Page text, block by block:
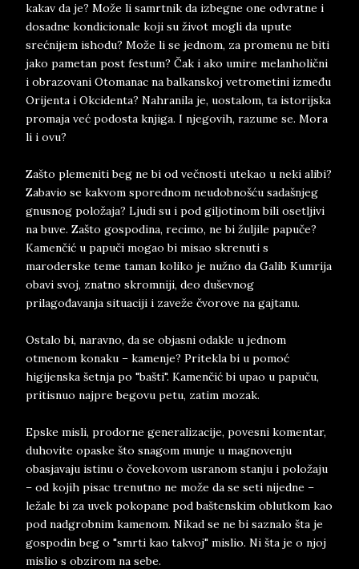
kakav da je? Može li samrtnik da izbegne one odvratne i
dosadne kondicionale koji su život mogli da upute
srećnijem ishodu? Može li se jednom, za promenu ne biti
jako pametan post festum? Čak i ako umire melanholični
i obrazovani Otomanac na balkanskoj vetrometini između
Orijenta i Okcidenta? Nahranila je, uostalom, ta istorijska
promaja već podosta knjiga. I njegovih, razume se. Mora
li i ovu?
Zašto plemeniti beg ne bi od večnosti utekao u neki alibi?
Zabavio se kakvom sporednom neudobnošću sadašnjeg
gnusnog položaja? Ljudi su i pod giljotinom bili osetljivi
na buve. Zašto gospodina, recimo, ne bi žuljile papuče?
Kamenčić u papuči mogao bi misao skrenuti s
maroderske teme taman koliko je nužno da Galib Kumrija
obavi svoj, znatno skromniji, deo duševnog
prilagođavanja situaciji i zaveže čvorove na gajtanu.
Ostalo bi, naravno, da se objasni odakle u jednom
otmenom konaku – kamenje? Pritekla bi u pomoć
higijenska šetnja po "bašti". Kamenčić bi upao u papuču,
pritisnuo najpre begovu petu, zatim mozak.
Epske misli, prodorne generalizacije, povesni komentar,
duhovite opaske što snagom munje u magnovenju
obasjavaju istinu o čovekovom usranom stanju i položaju
– od kojih pisac trenutno ne može da se seti nijedne –
ležale bi za uvek pokopane pod baštenskim oblutkom kao
pod nadgrobnim kamenom. Nikad se ne bi saznalo šta je
gospodin beg o "smrti kao takvoj" mislio. Ni šta je o njoj
mislio s obzirom na sebe.